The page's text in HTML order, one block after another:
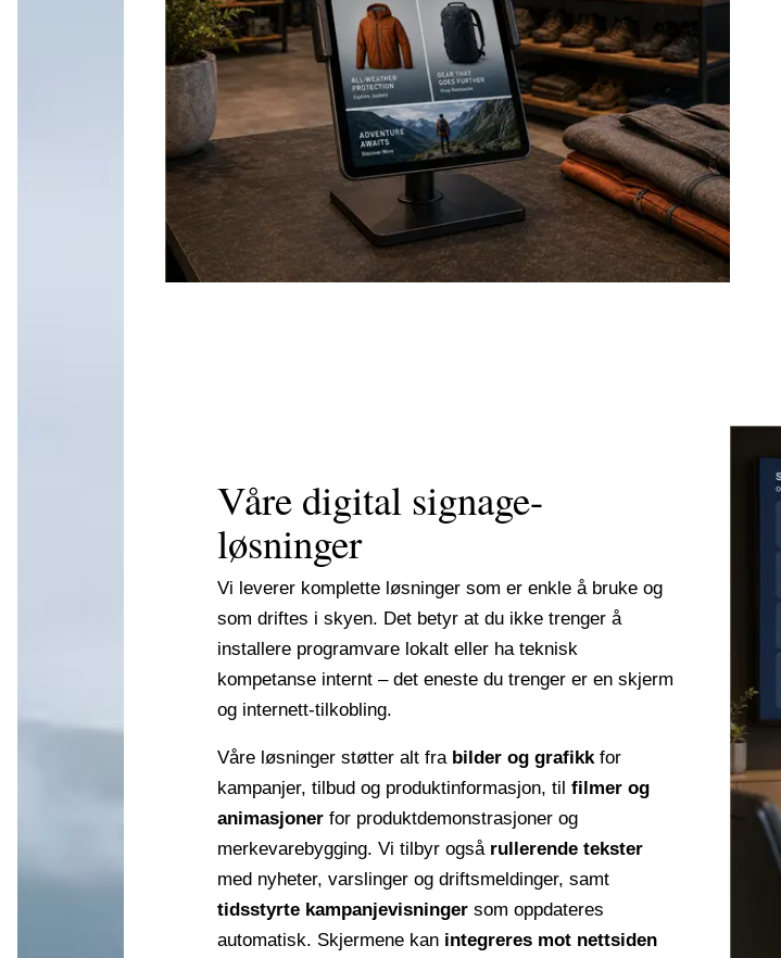
Våre digital signage-
løsninger
Vi leverer komplette løsninger som er enkle å bruke og
som driftes i skyen. Det betyr at du ikke trenger å
installere programvare lokalt eller ha teknisk
kompetanse internt – det eneste du trenger er en skjerm
og internett-tilkobling.
Våre løsninger støtter alt fra bilder og grafikk for
kampanjer, tilbud og produktinformasjon, til filmer og
animasjoner for produktdemonstrasjoner og
merkevarebygging. Vi tilbyr også rullerende tekster
med nyheter, varslinger og driftsmeldinger, samt
tidsstyrte kampanjevisninger som oppdateres
automatisk. Skjermene kan integreres mot nettsiden